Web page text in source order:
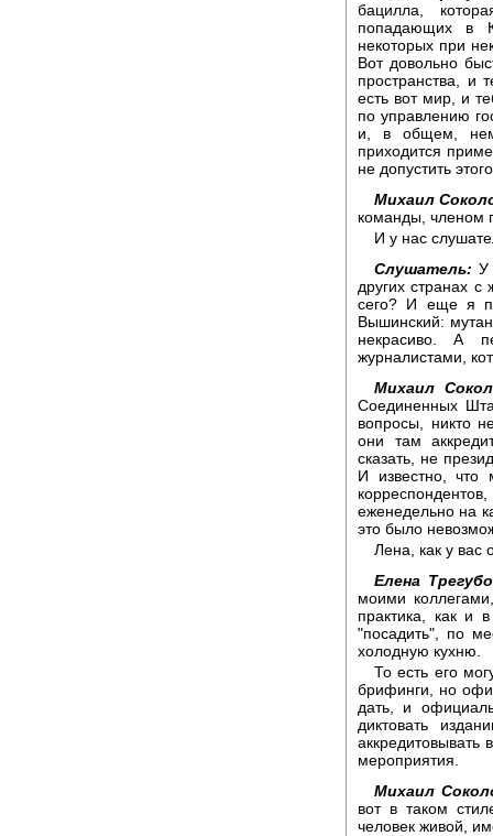
бацилла,
попадающих в
некоторых при
Вот довольно
пространства, и
есть вот мир, и
по управлению
и, в общем,
приходится
не допустить
Михаил
команды, членом
И у нас
Слушатель: У
других странах
сего? И еще я
Вышинский:
некрасиво. А
журналистами,
Михаил
Соединенных
вопросы, никто
они там
сказать, не
И известно, что
еженедельно на
это было
Лена, как у
Елена
моими
практика, как и
"посадить", по
холодную кухню.
То есть его
брифинги, но
дать, и
диктовать
мероприятия.
Михаил
вот в таком
человек живой,